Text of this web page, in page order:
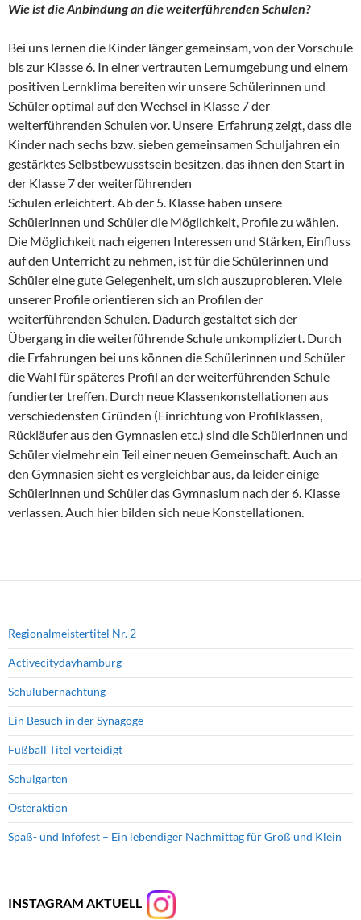
Wie ist die Anbindung an die weiterführenden Schulen?
Bei uns lernen die Kinder länger gemeinsam, von der Vorschule
bis zur Klasse 6. In einer vertrauten Lernumgebung und einem
positiven Lernklima bereiten wir unsere Schülerinnen und
Schüler optimal auf den Wechsel in Klasse 7 der
weiterführenden Schulen vor. Unsere Erfahrung zeigt, dass die
Kinder nach sechs bzw. sieben gemeinsamen Schuljahren ein
gestärktes Selbstbewusstsein besitzen, das ihnen den Start in
der Klasse 7 der weiterführenden
Schulen erleichtert. Ab der 5. Klasse haben unsere
Schülerinnen und Schüler die Möglichkeit, Profile zu wählen.
Die Möglichkeit nach eigenen Interessen und Stärken, Einfluss
auf den Unterricht zu nehmen, ist für die Schülerinnen und
Schüler eine gute Gelegenheit, um sich auszuprobieren. Viele
unserer Profile orientieren sich an Profilen der
weiterführenden Schulen. Dadurch gestaltet sich der
Übergang in die weiterführende Schule unkompliziert. Durch
die Erfahrungen bei uns können die Schülerinnen und Schüler
die Wahl für späteres Profil an der weiterführenden Schule
fundierter treffen. Durch neue Klassenkonstellationen aus
verschiedensten Gründen (Einrichtung von Profilklassen,
Rückläufer aus den Gymnasien etc.) sind die Schülerinnen und
Schüler vielmehr ein Teil einer neuen Gemeinschaft. Auch an
den Gymnasien sieht es vergleichbar aus, da leider einige
Schülerinnen und Schüler das Gymnasium nach der 6. Klasse
verlassen. Auch hier bilden sich neue Konstellationen.
Regionalmeistertitel Nr. 2
Activecitydayhamburg
Schulübernachtung
Ein Besuch in der Synagoge
Fußball Titel verteidigt
Schulgarten
Osteraktion
Spaß- und Infofest – Ein lebendiger Nachmittag für Groß und Klein
INSTAGRAM AKTUELL